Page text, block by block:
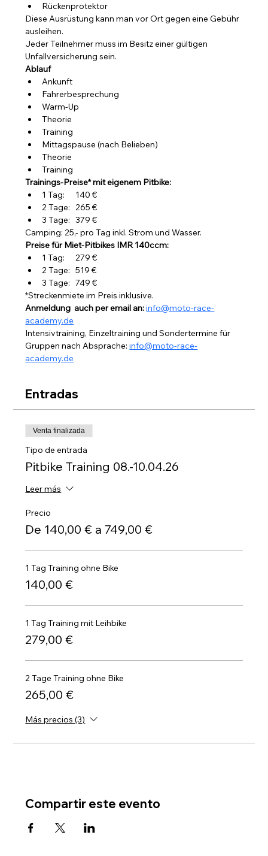
Rückenprotektor
Diese Ausrüstung kann man vor Ort gegen eine Gebühr
ausleihen.
Jeder Teilnehmer muss im Besitz einer gültigen
Unfallversicherung sein.
Ablauf
Ankunft
Fahrerbesprechung
Warm-Up
Theorie
Training
Mittagspause (nach Belieben)
Theorie
Training
Trainings-Preise* mit eigenem Pitbike:
1 Tag:      140 €
2 Tage:   265 €
3 Tage:   379 €
Camping: 25,- pro Tag inkl. Strom und Wasser.
Preise für Miet-Pitbikes IMR 140ccm:
1 Tag:      279 €
2 Tage:   519 €
3 Tage:   749 €
*Streckenmiete im Preis inklusive.
Anmeldung  auch per email an: info@moto-race-
academy.de
Intensivtraining, Einzeltraining und Sondertermine für
Gruppen nach Absprache: info@moto-race-
academy.de
Entradas
Venta finalizada
Tipo de entrada
Pitbike Training 08.-10.04.26
Leer más
Precio
De 140,00 € a 749,00 €
1 Tag Training ohne Bike
140,00 €
1 Tag Training mit Leihbike
279,00 €
2 Tage Training ohne Bike
265,00 €
Más precios (3)
Compartir este evento